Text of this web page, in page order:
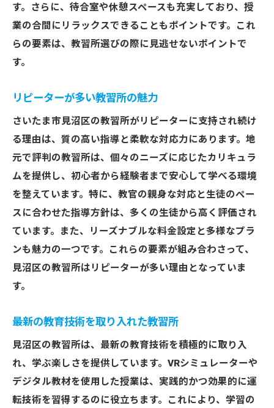
す。さらに、待合室や休憩スペースも充実しており、授
業の合間にリラックスできることもポイントです。これ
らの要素は、教習所選びの際に見逃せないポイントで
す。
リピーターが多い教習所の魅力
さいたま市見沼区の教習所がリピーターに支持され続け
る理由は、質の高い指導と柔軟な対応力にあります。地
元で評判の教習所は、個々のニーズに応じたカリキュラ
ムを提供し、初心者から経験者まで安心して学べる環境
を整えています。特に、教官の親身な対応と生徒のペー
スに合わせた指導方針は、多くの生徒から高く評価され
ています。また、リーズナブルな料金設定と多様なプラ
ンも魅力の一つです。これらの要素が組み合わさって、
見沼区の教習所はリピーターが多い理由となっていま
す。
最新の教育技術を取り入れた教習所
見沼区の教習所は、最新の教育技術を積極的に取り入
れ、学ぶ楽しさを提供しています。VRシミュレーターや
デジタル教材を使用した授業は、実践的かつ効果的に運
転技術を習得するのに役立ちます。これにより、学習の